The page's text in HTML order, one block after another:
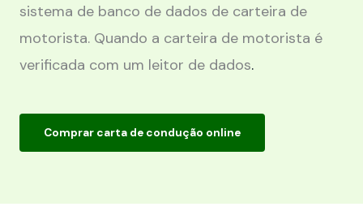
sistema de banco de dados de carteira de
motorista. Quando a carteira de motorista é
verificada com um leitor de dados.
Comprar carta de condução online